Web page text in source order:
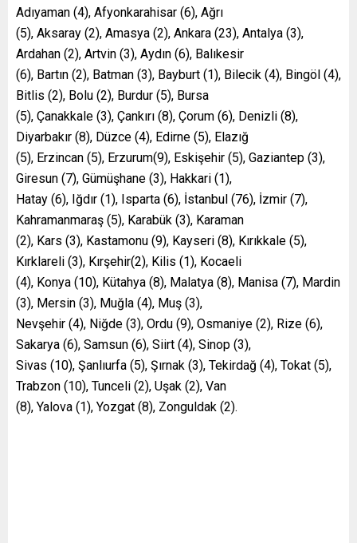
Adıyaman (4), Afyonkarahisar (6), Ağrı
(5), Aksaray (2), Amasya (2), Ankara (23), Antalya (3),
Ardahan (2), Artvin (3), Aydın (6), Balıkesir
(6), Bartın (2), Batman (3), Bayburt (1), Bilecik (4), Bingöl (4),
Bitlis (2), Bolu (2), Burdur (5), Bursa
(5), Çanakkale (3), Çankırı (8), Çorum (6), Denizli (8),
Diyarbakır (8), Düzce (4), Edirne (5), Elazığ
(5), Erzincan (5), Erzurum(9), Eskişehir (5), Gaziantep (3),
Giresun (7), Gümüşhane (3), Hakkari (1),
Hatay (6), Iğdır (1), Isparta (6), İstanbul (76), İzmir (7),
Kahramanmaraş (5), Karabük (3), Karaman
(2), Kars (3), Kastamonu (9), Kayseri (8), Kırıkkale (5),
Kırklareli (3), Kırşehir(2), Kilis (1), Kocaeli
(4), Konya (10), Kütahya (8), Malatya (8), Manisa (7), Mardin
(3), Mersin (3), Muğla (4), Muş (3),
Nevşehir (4), Niğde (3), Ordu (9), Osmaniye (2), Rize (6),
Sakarya (6), Samsun (6), Siirt (4), Sinop (3),
Sivas (10), Şanlıurfa (5), Şırnak (3), Tekirdağ (4), Tokat (5),
Trabzon (10), Tunceli (2), Uşak (2), Van
(8), Yalova (1), Yozgat (8), Zonguldak (2).